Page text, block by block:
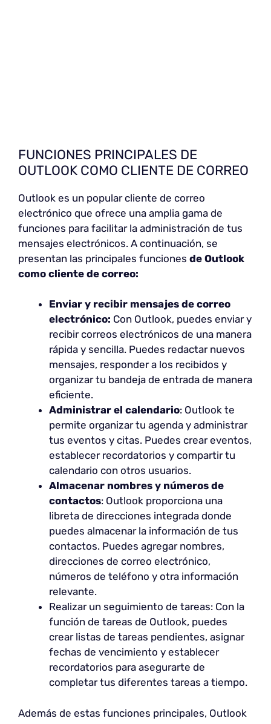
FUNCIONES PRINCIPALES DE
OUTLOOK COMO CLIENTE DE CORREO
Outlook es un popular cliente de correo
electrónico que ofrece una amplia gama de
funciones para facilitar la administración de tus
mensajes electrónicos. A continuación, se
presentan las principales funciones de Outlook
como cliente de correo:
Enviar y recibir mensajes de correo
electrónico: Con Outlook, puedes enviar y
recibir correos electrónicos de una manera
rápida y sencilla. Puedes redactar nuevos
mensajes, responder a los recibidos y
organizar tu bandeja de entrada de manera
eficiente.
Administrar el calendario: Outlook te
permite organizar tu agenda y administrar
tus eventos y citas. Puedes crear eventos,
establecer recordatorios y compartir tu
calendario con otros usuarios.
Almacenar nombres y números de
contactos: Outlook proporciona una
libreta de direcciones integrada donde
puedes almacenar la información de tus
contactos. Puedes agregar nombres,
direcciones de correo electrónico,
números de teléfono y otra información
relevante.
Realizar un seguimiento de tareas: Con la
función de tareas de Outlook, puedes
crear listas de tareas pendientes, asignar
fechas de vencimiento y establecer
recordatorios para asegurarte de
completar tus diferentes tareas a tiempo.
Además de estas funciones principales, Outlook